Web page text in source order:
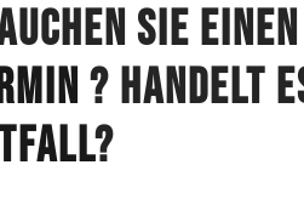
Sie
? Handelt
?